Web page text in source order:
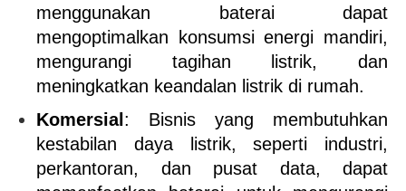
menggunakan baterai dapat
mengoptimalkan konsumsi energi mandiri,
mengurangi tagihan listrik, dan
meningkatkan keandalan listrik di rumah.
Komersial : Bisnis yang membutuhkan
kestabilan daya listrik, seperti industri,
perkantoran, dan pusat data, dapat